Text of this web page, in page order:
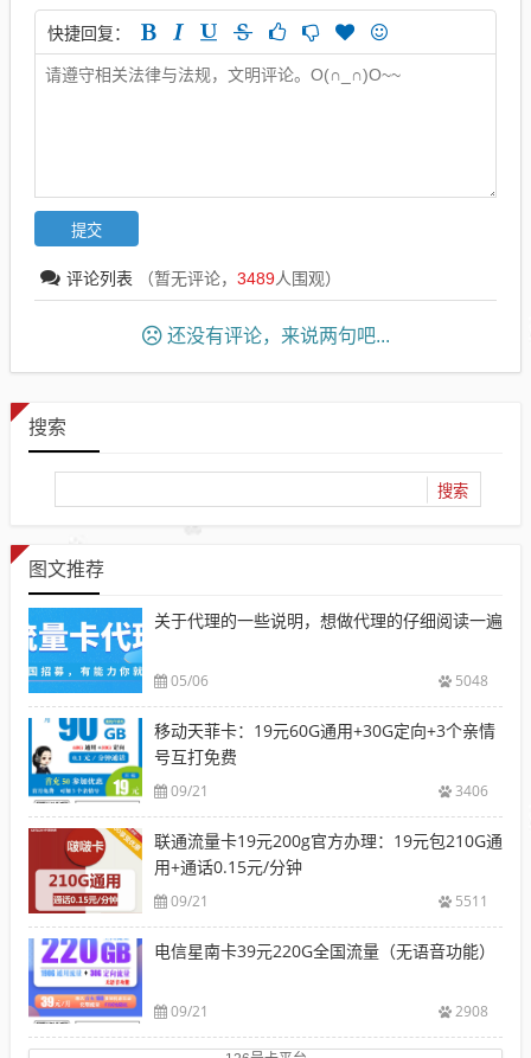
快捷回复：
评论列表 （暂无评论， 3489人围观）
还没有评论，来说两句吧...
搜索
图文推荐
关于代理的一些说明，想做代理的仔细阅读一遍
05/06 5048
移动天菲卡：19元60G通用+30G定向+3个亲情
号互打免费
09/21 3406
联通流量卡19元200g官方办理：19元包210G通
用+通话0.15元/分钟
09/21 5511
电信星南卡39元220G全国流量（无语音功能）
09/21 2908